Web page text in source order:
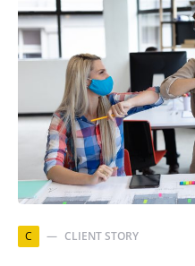
C CLIENT STORY